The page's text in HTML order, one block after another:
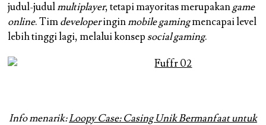
judul-judulmultiplayer, tetapi mayoritas merupakangame
online. Timdeveloperinginmobile gamingmencapai level
lebih tinggi lagi, melalui konsep social gaming.
Info menarik:Loopy Case: Casing Unik Bermanfaat untuk